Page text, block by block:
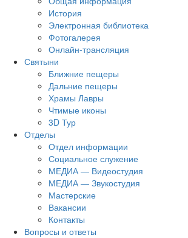
История
Электронная библиотека
Фотогалерея
Онлайн-трансляция
Святыни
Ближние пещеры
Дальние пещеры
Храмы Лавры
Чтимые иконы
3D Тур
Отделы
Отдел информации
Социальное служение
МЕДИА — Видеостудия
МЕДИА — Звукостудия
Мастерские
Вакансии
Контакты
Вопросы и ответы